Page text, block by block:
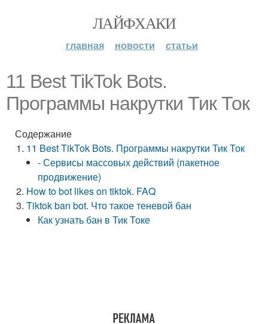
ЛАЙФХАКИ
главная новости статьи
11 Best TikTok Bots.
Программы накрутки Тик Ток
Содержание
11 Best TikTok Bots. Программы накрутки Тик Ток
- Сервисы массовых действий (пакетное
продвижение)
How to bot likes on tiktok. FAQ
Tiktok ban bot. Что такое теневой бан
Как узнать бан в Тик Токе